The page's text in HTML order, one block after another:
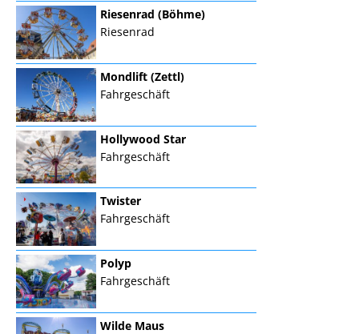
Riesenrad (Böhme)
Riesenrad
Mondlift (Zettl)
Fahrgeschäft
Hollywood Star
Fahrgeschäft
Twister
Fahrgeschäft
Polyp
Fahrgeschäft
Wilde Maus